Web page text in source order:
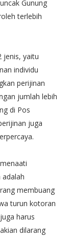
Gunung
terlebih
yaitu
individu
perijinan
jumlah lebih
di Pos
juga
membuang
turun kotoran
harus
dilarang